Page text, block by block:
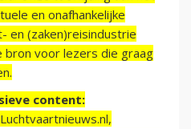
en onafhankelijke
en (zaken)reisindustrie
bron voor lezers die graag
content: